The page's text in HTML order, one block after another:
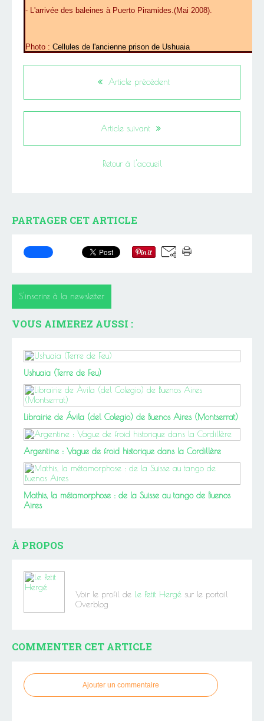
- L'arrivée des baleines à Puerto Piramides.(Mai 2008).
Photo : Cellules de l'ancienne prison de Ushuaia
Article précédent
Article suivant
Retour à l'accueil
PARTAGER CET ARTICLE
S'inscrire à la newsletter
VOUS AIMEREZ AUSSI :
Ushuaia (Terre de Feu)
Librairie de Ávila (del Colegio) de Buenos Aires (Montserrat)
Argentine : Vague de froid historique dans la Cordillère
Mathis, la métamorphose : de la Suisse au tango de Buenos
Aires
À PROPOS
Voir le profil de Le Petit Hergé sur le portail
Overblog
COMMENTER CET ARTICLE
Ajouter un commentaire